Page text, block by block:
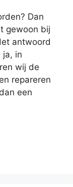
Dan
gewoon bij
antwoord
ja, in
wij de
repareren
een